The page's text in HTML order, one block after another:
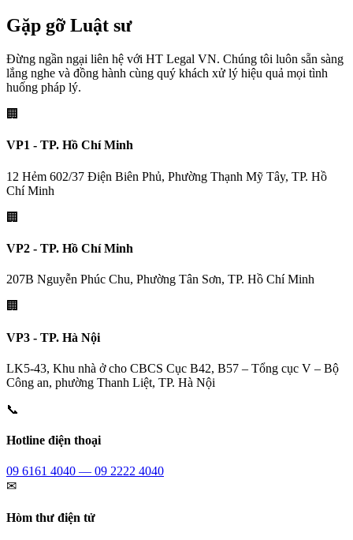
Gặp gỡ Luật sư
Đừng ngần ngại liên hệ với HT Legal VN. Chúng tôi luôn sẵn sàng
lắng nghe và đồng hành cùng quý khách xử lý hiệu quả mọi tình
huống pháp lý.
🏢
VP1 - TP. Hồ Chí Minh
12 Hẻm 602/37 Điện Biên Phủ, Phường Thạnh Mỹ Tây, TP. Hồ
Chí Minh
🏢
VP2 - TP. Hồ Chí Minh
207B Nguyễn Phúc Chu, Phường Tân Sơn, TP. Hồ Chí Minh
🏢
VP3 - TP. Hà Nội
LK5-43, Khu nhà ở cho CBCS Cục B42, B57 – Tổng cục V – Bộ
Công an, phường Thanh Liệt, TP. Hà Nội
📞
Hotline điện thoại
09 6161 4040 — 09 2222 4040
✉
Hòm thư điện tử